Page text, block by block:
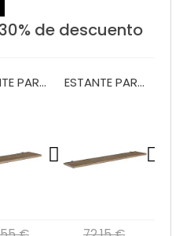
30% de descuento
ESTANTE PARED 120 PRAGA/BALI ESTANTE PARED 180 PRAGA/BALI